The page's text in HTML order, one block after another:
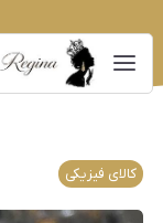
کالای فیزیکی